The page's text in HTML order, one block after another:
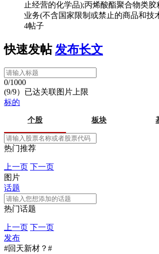
止经营的化学品);丙烯酸酯聚合物类
业务(不含国家限制或禁止的商品和
4帖子
快速发帖 发布长文
0/1000
(9/9）已达关联图片上限
标的
个股 板块
热门推荐
上一页 下一页
图片
话题
热门话题
上一页 下一页
发布
#回天新材？#